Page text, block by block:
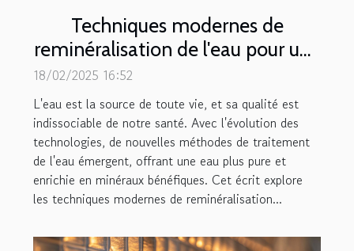
Techniques modernes de
reminéralisation de l'eau pour une
meilleure santé
18/02/2025 16:52
L'eau est la source de toute vie, et sa qualité est
indissociable de notre santé. Avec l'évolution des
technologies, de nouvelles méthodes de traitement
de l'eau émergent, offrant une eau plus pure et
enrichie en minéraux bénéfiques. Cet écrit explore
les techniques modernes de reminéralisation...